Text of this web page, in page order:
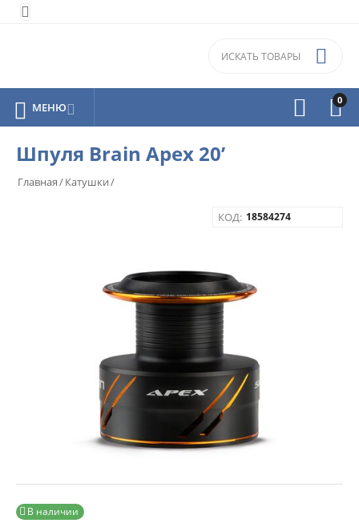

0



 МЕНЮ
Шпуля Brain Apex 20’
Главная/Катушки/
КОД: 18584274
В наличии
